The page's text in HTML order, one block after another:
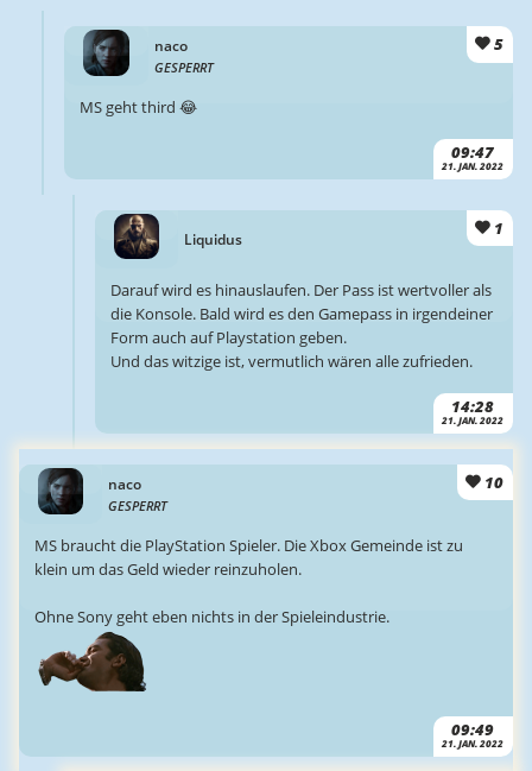
naco
GESPERRT
5
09:47
21. JAN. 2022
MS geht third 😂
Liquidus
1
14:28
21. JAN. 2022
Darauf wird es hinauslaufen. Der Pass ist wertvoller als
die Konsole. Bald wird es den Gamepass in irgendeiner
Form auch auf Playstation geben.
Und das witzige ist, vermutlich wären alle zufrieden.
naco
GESPERRT
10
09:49
21. JAN. 2022
MS braucht die PlayStation Spieler. Die Xbox Gemeinde ist zu
klein um das Geld wieder reinzuholen.
Ohne Sony geht eben nichts in der Spieleindustrie.